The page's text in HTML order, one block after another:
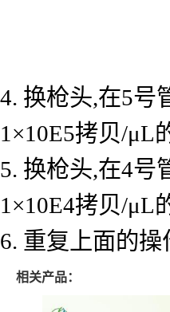
4. 换枪头,在5号
1×10E5拷贝/μL
5. 换枪头,在4号
1×10E4拷贝/μL
6. 重复上面的
相关产品：